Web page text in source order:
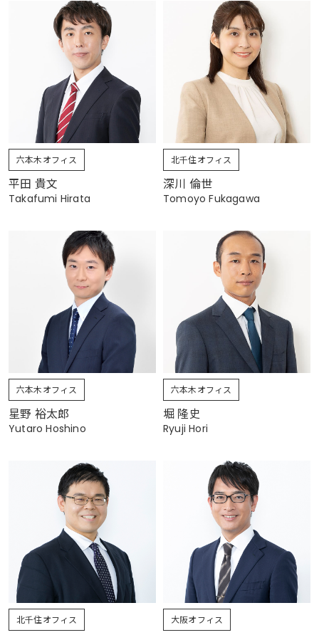
六本木オフィス
平田 貴文
Takafumi Hirata
北千住オフィス
深川 倫世
Tomoyo Fukagawa
六本木オフィス
星野 裕太郎
Yutaro Hoshino
六本木オフィス
堀 隆史
Ryuji Hori
北千住オフィス 大阪オフィス